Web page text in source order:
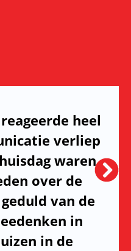
heel
verliep
waren
over de
van de
in
in de